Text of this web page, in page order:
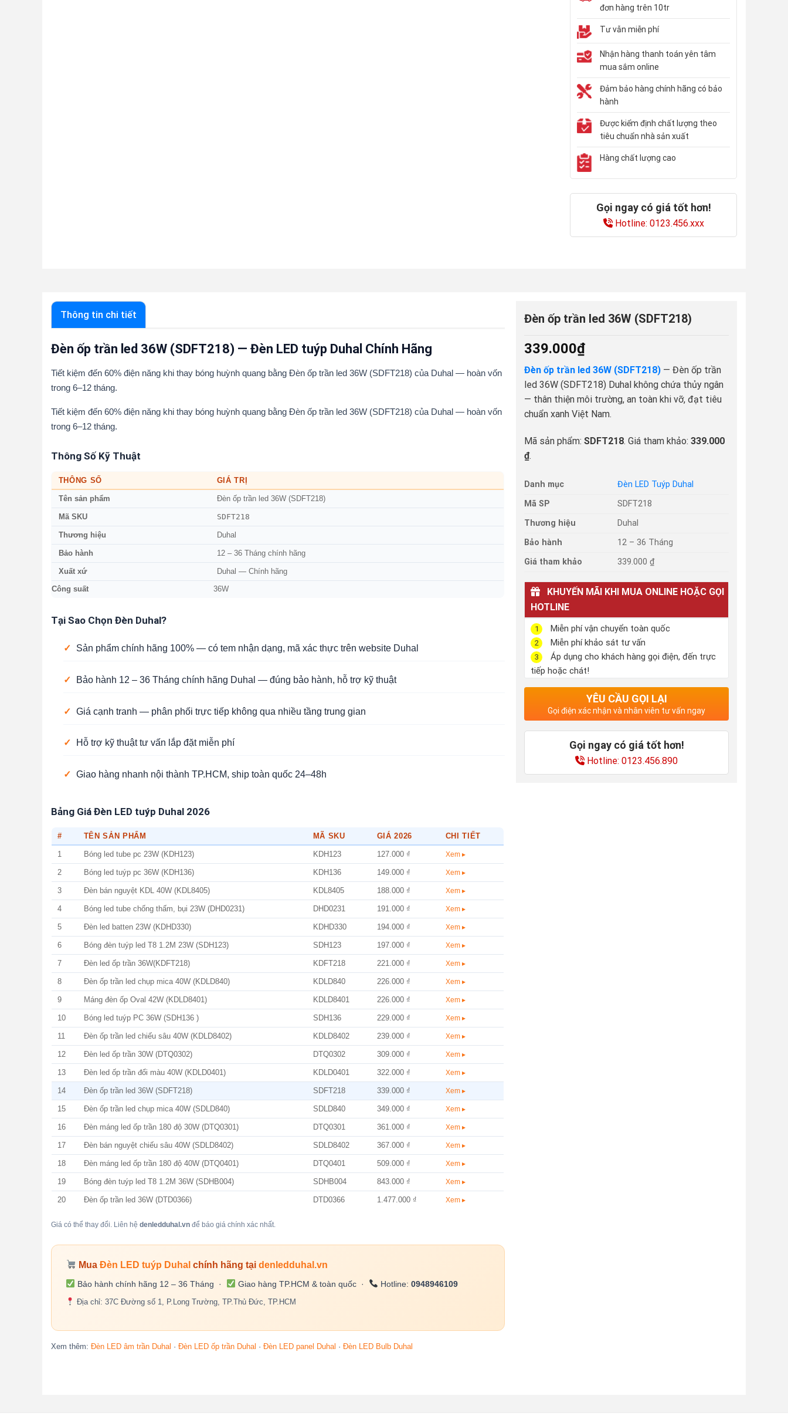
đơn hàng trên 10tr
Tư vẫn miễn phí
Nhận hàng thanh toán yên tâm
mua sắm online
Đảm bảo hàng chính hãng có bảo
hành
Được kiểm định chất lượng theo
tiêu chuẩn nhà sản xuất
Hàng chất lượng cao
Gọi ngay có giá tốt hơn!
Hotline: 0123.456.xxx
Thông tin chi tiết
Đèn ốp trần led 36W (SDFT218) — Đèn LED tuýp Duhal Chính Hãng
Tiết kiệm đến 60% điện năng khi thay bóng huỳnh quang bằng Đèn ốp trần led 36W (SDFT218) của Duhal — hoàn vốn
trong 6–12 tháng.
Tiết kiệm đến 60% điện năng khi thay bóng huỳnh quang bằng Đèn ốp trần led 36W (SDFT218) của Duhal — hoàn vốn
trong 6–12 tháng.
Thông Số Kỹ Thuật
THÔNG SỐ GIÁ TRỊ
Tên sản phẩm Đèn ốp trần led 36W (SDFT218)
Mã SKU SDFT218
Thương hiệu Duhal
Bảo hành 12 – 36 Tháng chính hãng
Xuất xứ Duhal — Chính hãng
Công suất 36W
Tại Sao Chọn Đèn Duhal?
✓ Sản phẩm chính hãng 100% — có tem nhận dạng, mã xác thực trên website Duhal
✓ Bảo hành 12 – 36 Tháng chính hãng Duhal — đúng bảo hành, hỗ trợ kỹ thuật
✓ Giá cạnh tranh — phân phối trực tiếp không qua nhiều tầng trung gian
✓ Hỗ trợ kỹ thuật tư vấn lắp đặt miễn phí
✓ Giao hàng nhanh nội thành TP.HCM, ship toàn quốc 24–48h
Bảng Giá Đèn LED tuýp Duhal 2026
# TÊN SẢN PHẨM MÃ SKU GIÁ 2026 CHI TIẾT
1 Bóng led tube pc 23W (KDH123) KDH123 127.000 ₫ Xem ▸
2 Bóng led tuýp pc 36W (KDH136) KDH136 149.000 ₫ Xem ▸
3 Đèn bán nguyệt KDL 40W (KDL8405) KDL8405 188.000 ₫ Xem ▸
4 Bóng led tube chống thấm, bụi 23W (DHD0231) DHD0231 191.000 ₫ Xem ▸
5 Đèn led batten 23W (KDHD330) KDHD330 194.000 ₫ Xem ▸
6 Bóng đèn tuýp led T8 1.2M 23W (SDH123) SDH123 197.000 ₫ Xem ▸
7 Đèn led ốp trần 36W(KDFT218) KDFT218 221.000 ₫ Xem ▸
8 Đèn ốp trần led chụp mica 40W (KDLD840) KDLD840 226.000 ₫ Xem ▸
9 Máng đèn ốp Oval 42W (KDLD8401) KDLD8401 226.000 ₫ Xem ▸
10 Bóng led tuýp PC 36W (SDH136 ) SDH136 229.000 ₫ Xem ▸
11 Đèn ốp trần led chiếu sâu 40W (KDLD8402) KDLD8402 239.000 ₫ Xem ▸
12 Đèn led ốp trần 30W (DTQ0302) DTQ0302 309.000 ₫ Xem ▸
13 Đèn led ốp trần đổi màu 40W (KDLD0401) KDLD0401 322.000 ₫ Xem ▸
14 Đèn ốp trần led 36W (SDFT218) SDFT218 339.000 ₫ Xem ▸
15 Đèn ốp trần led chụp mica 40W (SDLD840) SDLD840 349.000 ₫ Xem ▸
16 Đèn máng led ốp trần 180 độ 30W (DTQ0301) DTQ0301 361.000 ₫ Xem ▸
17 Đèn bán nguyệt chiếu sâu 40W (SDLD8402) SDLD8402 367.000 ₫ Xem ▸
18 Đèn máng led ốp trần 180 độ 40W (DTQ0401) DTQ0401 509.000 ₫ Xem ▸
19 Bóng đèn tuýp led T8 1.2M 36W (SDHB004) SDHB004 843.000 ₫ Xem ▸
20 Đèn ốp trần led 36W (DTD0366) DTD0366 1.477.000 ₫ Xem ▸
Giá có thể thay đổi. Liên hệ denledduhal.vnđể báo giá chính xác nhất.
MuaĐèn LED tuýp Duhal chính hãng tạidenledduhal.vn
Bảo hành chính hãng 12 – 36 Tháng · Giao hàng TP.HCM & toàn quốc · Hotline: 0948946109
Địa chỉ: 37C Đường số 1, P.Long Trường, TP.Thủ Đức, TP.HCM
Xem thêm: Đèn LED âm trần Duhal · Đèn LED ốp trần Duhal · Đèn LED panel Duhal · Đèn LED Bulb Duhal
Đèn ốp trần led 36W (SDFT218)
339.000₫
Đèn ốp trần led 36W (SDFT218) — Đèn ốp trần
led 36W (SDFT218) Duhal không chứa thủy ngân
— thân thiện môi trường, an toàn khi vỡ, đạt tiêu
chuẩn xanh Việt Nam.
Mã sản phẩm:SDFT218. Giá tham khảo:339.000
₫.
Danh mục
Đèn LED Tuýp Duhal
Mã SP
SDFT218
Thương hiệu
Duhal
Bảo hành
12 – 36 Tháng
Giá tham khảo
339.000 ₫
KHUYẾN MÃI KHI MUA ONLINE HOẶC GỌI
HOTLINE
1 Miễn phí vận chuyển toàn quốc
2 Miễn phí khảo sát tư vấn
3
Áp dụng cho khách hàng gọi điện, đến trực
tiếp hoặc chát!
YÊU CẦU GỌI LẠI
Gọi điện xác nhận và nhân viên tư vấn ngay
Gọi ngay có giá tốt hơn!
Hotline: 0123.456.890